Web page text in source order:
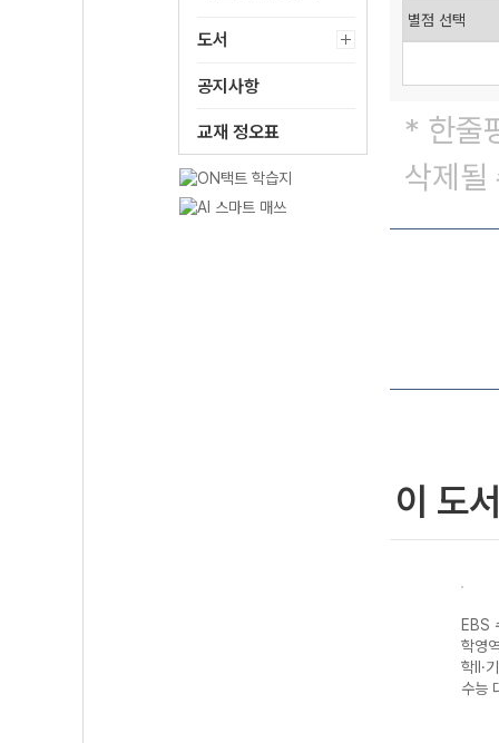
도서
공지사항
교재 정오표
* 한줄
삭제될
이 도
EBS
학영
학II·
수능